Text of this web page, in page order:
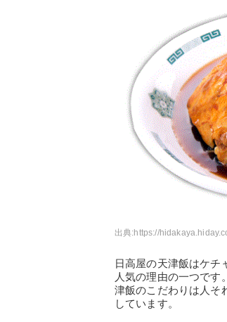
出典:https://
日高屋の天津飯はケチ
人気の理由の一つです
津飯のこだわりは人そ
しています。